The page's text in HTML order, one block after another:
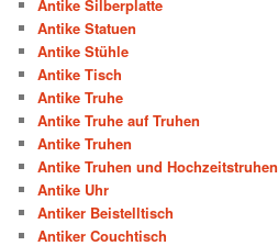
Antike Silberplatte
Antike Statuen
Antike Stühle
Antike Tisch
Antike Truhe
Antike Truhe auf Truhen
Antike Truhen
Antike Truhen und Hochzeitstruhen
Antike Uhr
Antiker Beistelltisch
Antiker Couchtisch